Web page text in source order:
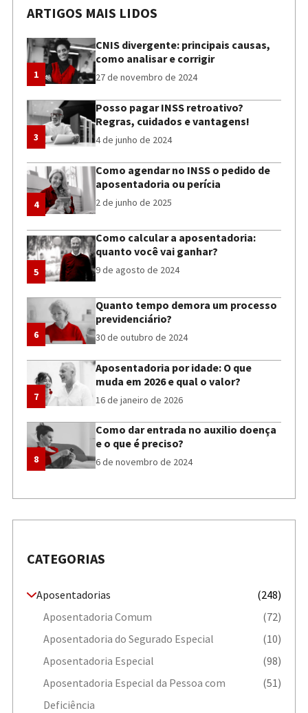
ARTIGOS MAIS LIDOS
1
CNIS divergente: principais causas,
como analisar e corrigir
27 de novembro de 2024
3
Posso pagar INSS retroativo?
Regras, cuidados e vantagens!
4 de junho de 2024
4
Como agendar no INSS o pedido de
aposentadoria ou perícia
2 de junho de 2025
5
Como calcular a aposentadoria:
quanto você vai ganhar?
9 de agosto de 2024
6
Quanto tempo demora um processo
previdenciário?
30 de outubro de 2024
7
Aposentadoria por idade: O que
muda em 2026 e qual o valor?
16 de janeiro de 2026
8
Como dar entrada no auxilio doença
e o que é preciso?
6 de novembro de 2024
CATEGORIAS
Aposentadorias
(248)
Aposentadoria Comum
(72)
Aposentadoria do Segurado Especial
(10)
Aposentadoria Especial
(98)
Aposentadoria Especial da Pessoa com
Deficiência
(51)